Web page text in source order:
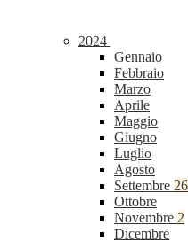
2024
Gennaio
Febbraio
Marzo
Aprile
Maggio
Giugno
Luglio
Agosto
Settembre
Ottobre
Novembre 2
Dicembre